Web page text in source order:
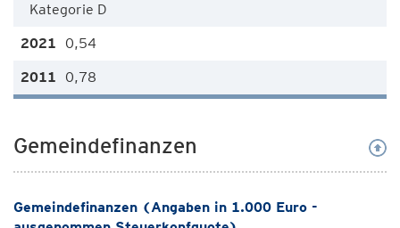
Kategorie D
0,54
0,78
Gemeindefinanzen
Gemeindefinanzen (Angaben in 1.000 Euro -